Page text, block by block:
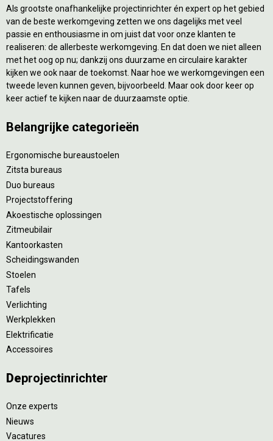
Als grootste onafhankelijke projectinrichter én expert op het gebied
van de beste werkomgeving zetten we ons dagelijks met veel
passie en enthousiasme in om juist dat voor onze klanten te
realiseren: de allerbeste werkomgeving. En dat doen we niet alleen
met het oog op nu; dankzij ons duurzame en circulaire karakter
kijken we ook naar de toekomst. Naar hoe we werkomgevingen een
tweede leven kunnen geven, bijvoorbeeld. Maar ook door keer op
keer actief te kijken naar de duurzaamste optie.
Belangrijke categorieën
Ergonomische bureaustoelen
Zitsta bureaus
Duo bureaus
Projectstoffering
Akoestische oplossingen
Zitmeubilair
Kantoorkasten
Scheidingswanden
Stoelen
Tafels
Verlichting
Werkplekken
Elektrificatie
Accessoires
Deprojectinrichter
Onze experts
Nieuws
Vacatures